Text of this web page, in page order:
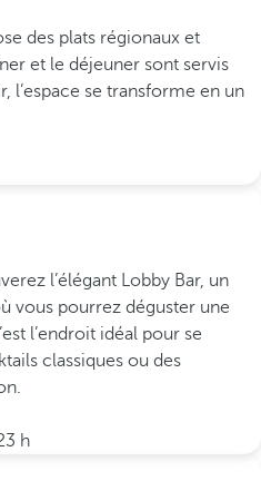
des plats régionaux et
et le déjeuner sont servis
l’espace se transforme en un
l’élégant Lobby Bar, un
vous pourrez déguster une
l’endroit idéal pour se
classiques ou des
h